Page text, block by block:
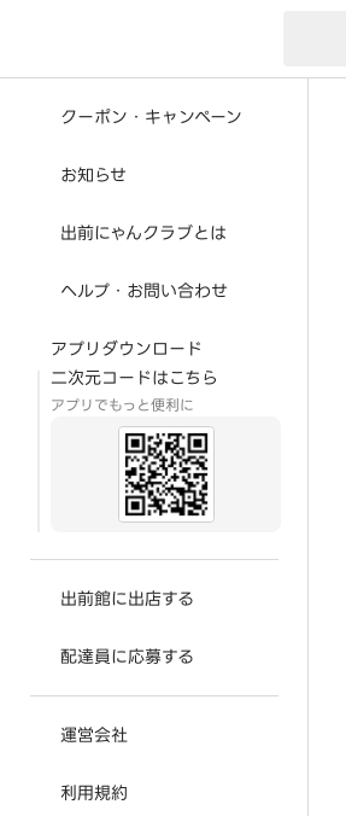
クーポン・キャンペーン
お知らせ
出前にゃんクラブとは
ヘルプ・お問い合わせ
アプリダウンロード
二次元コードはこちら
アプリでもっと便利に
出前館に出店する
配達員に応募する
運営会社
利用規約